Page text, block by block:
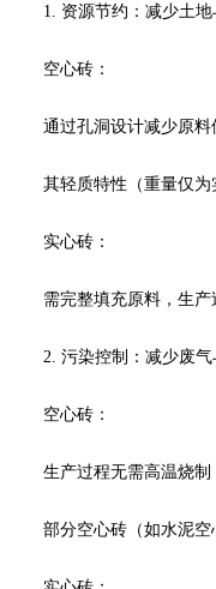
1. 资源节约：减少土地
空心砖：
通过孔洞设计减少原料使
其轻质特性（重量仅为实
实心砖：
需完整填充原料，生产过
2. 污染控制：减少废气
空心砖：
生产过程无需高温烧制，
部分空心砖（如水泥空心